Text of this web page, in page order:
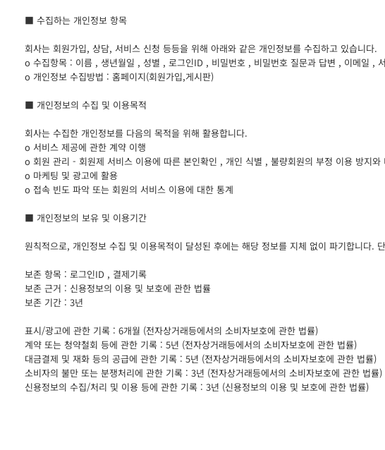
■ 수집하는 개인정보 항목
회사는 회원가입, 상담, 서비스 신청 등등을 위해 아래와 같은 개인정보를 수집하고 있습니다.
ο 수집항목 : 이름 , 생년월일 , 성별 , 로그인ID , 비밀번호 , 비밀번호 질문과 답변 , 이메일 ,
ο 개인정보 수집방법 : 홈페이지(회원가입,게시판)
■ 개인정보의 수집 및 이용목적
회사는 수집한 개인정보를 다음의 목적을 위해 활용합니다.
ο 서비스 제공에 관한 계약 이행
ο 회원 관리 - 회원제 서비스 이용에 따른 본인확인 , 개인 식별 , 불량회원의 부정 이용 방지
ο 마케팅 및 광고에 활용
ο 접속 빈도 파악 또는 회원의 서비스 이용에 대한 통계
■ 개인정보의 보유 및 이용기간
원칙적으로, 개인정보 수집 및 이용목적이 달성된 후에는 해당 정보를 지체 없이 파기합니다.
보존 항목 : 로그인ID , 결제기록
보존 근거 : 신용정보의 이용 및 보호에 관한 법률
보존 기간 : 3년
표시/광고에 관한 기록 : 6개월 (전자상거래등에서의 소비자보호에 관한 법률)
계약 또는 청약철회 등에 관한 기록 : 5년 (전자상거래등에서의 소비자보호에 관한 법률)
대금결제 및 재화 등의 공급에 관한 기록 : 5년 (전자상거래등에서의 소비자보호에 관한 법률)
소비자의 불만 또는 분쟁처리에 관한 기록 : 3년 (전자상거래등에서의 소비자보호에 관한 법률)
신용정보의 수집/처리 및 이용 등에 관한 기록 : 3년 (신용정보의 이용 및 보호에 관한 법률)